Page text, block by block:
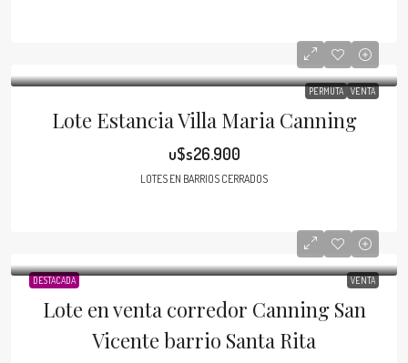
PERMUTA VENTA
Lote Estancia Villa Maria Canning
u$s26.900
LOTES EN BARRIOS CERRADOS
DESTACADA VENTA
Lote en venta corredor Canning San
Vicente barrio Santa Rita